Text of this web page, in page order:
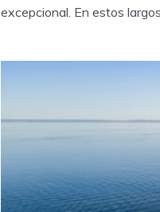
excepcional. En estos